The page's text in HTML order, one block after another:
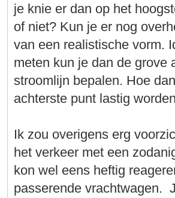
je knie er dan op het
of niet? Kun je er nog
van een realistische vorm.
meten kun je dan de grove
stroomlijn bepalen. Hoe
achterste punt lastig
Ik zou overigens erg
het verkeer met een
kon wel eens heftig
passerende vrachtwagen.